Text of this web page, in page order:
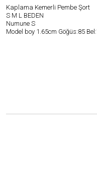
Kaplama Kemerli Pembe Şort
S M L BEDEN
Numune S
Model boy 1.65cm Göğüs:85